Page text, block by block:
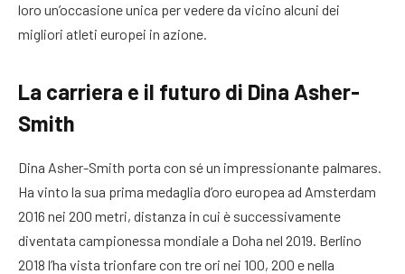
loro un’occasione unica per vedere da vicino alcuni dei
migliori atleti europei in azione.
La carriera e il futuro di Dina Asher-
Smith
Dina Asher-Smith porta con sé un impressionante palmares.
Ha vinto la sua prima medaglia d’oro europea ad Amsterdam
2016 nei 200 metri, distanza in cui è successivamente
diventata campionessa mondiale a Doha nel 2019. Berlino
2018 l’ha vista trionfare con tre ori nei 100, 200 e nella